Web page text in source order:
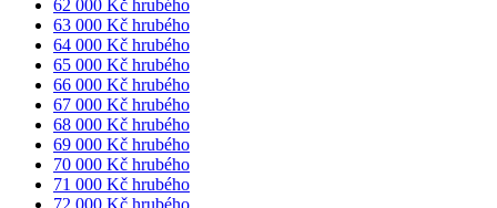
62 000 Kč hrubého
63 000 Kč hrubého
64 000 Kč hrubého
65 000 Kč hrubého
66 000 Kč hrubého
67 000 Kč hrubého
68 000 Kč hrubého
69 000 Kč hrubého
70 000 Kč hrubého
71 000 Kč hrubého